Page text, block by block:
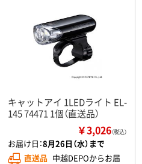
キャットアイ 1LEDライト EL-
145 74471 1個（直送品）
￥3,026（税込）
お届け日：8月26日（水）まで
直送品 中越DEPOからお届